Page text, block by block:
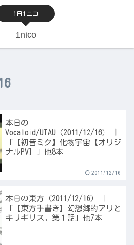
1日1ニコ
1nico
本日の
Vocaloid/UTAU（2011/12/16） |
「【初音ミク】化物宇宙【オリジ
ナルPV】」他8本
2011/12/16
本日の東方（2011/12/16） |
「【東方手書き】幻想郷的アリと
キリギリス。第１話」他7本